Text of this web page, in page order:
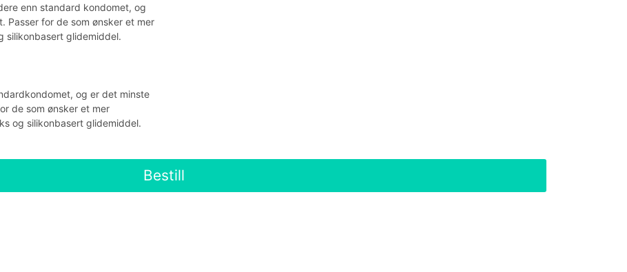
enn standard kondomet, og
Passer for de som ønsker et mer
silikonbasert glidemiddel.
og er det minste
de som ønsker et mer
og silikonbasert glidemiddel.
Bestill